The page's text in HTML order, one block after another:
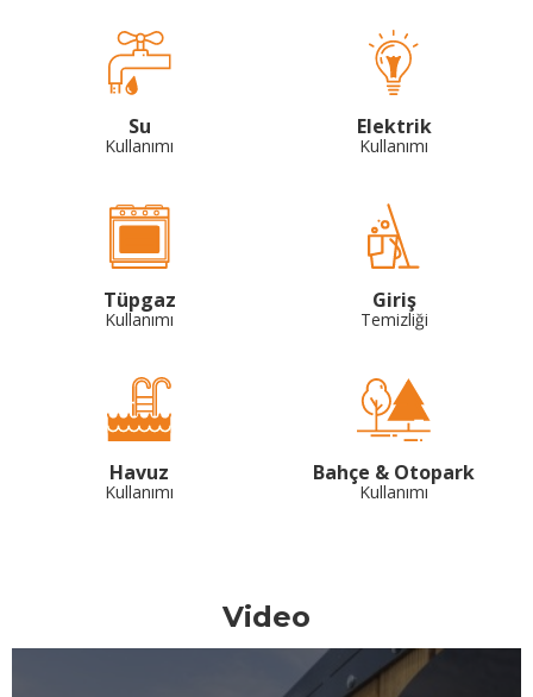
Su
Kullanımı
Elektrik
Kullanımı
Tüpgaz
Kullanımı
Giriş
Temizliği
Havuz
Kullanımı
Bahçe & Otopark
Kullanımı
Video